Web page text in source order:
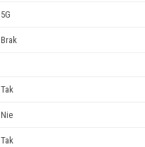
5G
Brak
Tak
Nie
Tak